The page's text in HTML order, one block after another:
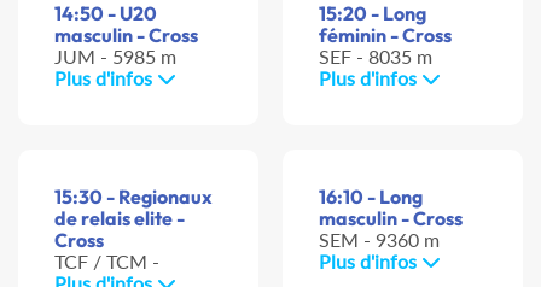
14:50 - U20
masculin - Cross
JUM - 5985 m
Plus d'infos
15:20 - Long
féminin - Cross
SEF - 8035 m
Plus d'infos
15:30 - Regionaux
de relais elite -
Cross
TCF / TCM -
16:10 - Long
masculin - Cross
SEM - 9360 m
Plus d'infos